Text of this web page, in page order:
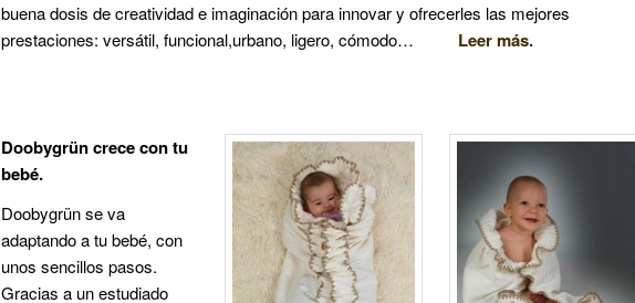
buena dosis de creatividad e imaginación para innovar y ofrecerles las mejores
prestaciones: versátil, funcional,urbano, ligero, cómodo…
Leer más.
Doobygrün crece con tu
bebé.
Doobygrün se va
adaptando a tu bebé, con
unos sencillos pasos.
Gracias a un estudiado